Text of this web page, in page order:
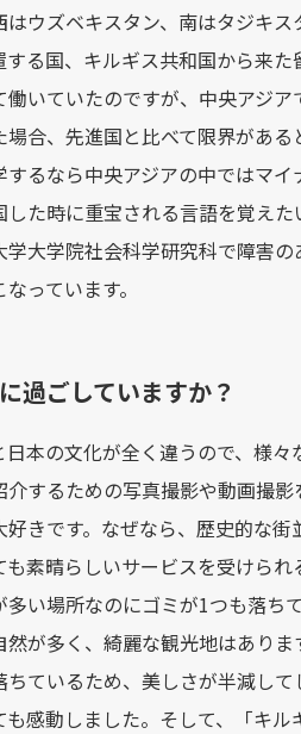
ウズベキスタン、南はタジキス
る国、キルギス共和国から来
いていたのですが、中央アジ
場合、先進国と比べて限界があ
るなら中央アジアの中ではマ
た時に重宝される言語を覚え
大学院社会科学研究科で障害
っています。
過ごしていますか？
本の文化が全く違うので、様々
するための写真撮影や動画撮影
きです。なぜなら、歴史的な街
素晴らしいサービスを受けら
い場所なのにゴミが1つも落ち
が多く、綺麗な観光地はあり
ているため、美しさが半減し
感動しました。そして、「キ